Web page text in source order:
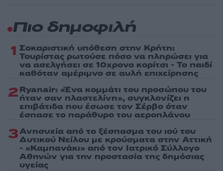
Πιο δημοφιλή
1 Σοκαριστική υπόθεση στην Κρήτη:
Τουρίστας ρωτούσε πόσο να πληρώσει για
να ασελγήσει σε 10χρονο κορίτσι - Το παιδί
καθόταν αμέριμνο σε αυλή επιχείρησης
2Ryanair: «Ένα κομμάτι του προσώπου του
ήταν σαν πλαστελίνη», συγκλονίζει η
επιβάτιδα που έσωσε τον Σέρβο όταν
έσπασε το παράθυρο του αεροπλάνου
3Ανησυχία από το ξέσπασμα του ιού του
Δυτικού Νείλου με κρούσματα στην Αττική
- «Καμπανάκι» από τον Ιατρικό Σύλλογο
Αθηνών για την προστασία της δημόσιας
υγείας